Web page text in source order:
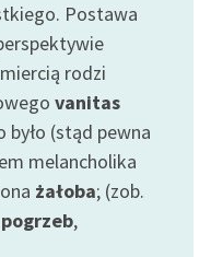
Postawa
rodzi
vanitas
było (stąd pewna
melancholika
żałoba; (zob.
pogrzeb,